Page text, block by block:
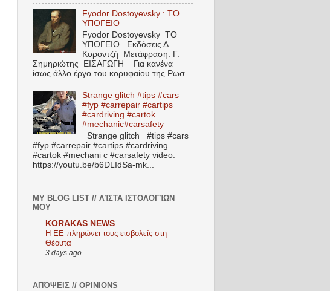
Fyodor Dostoyevsky : ΤΟ
ΥΠΟΓΕΙΟ
Fyodor Dostoyevsky ΤΟ
ΥΠΟΓΕΙΟ Εκδόσεις Δ.
Κοροντζή Μετάφραση: Γ.
Σημηριώτης ΕΙΣΑΓΩΓΗ Για κανένα
ίσως άλλο έργο του κορυφαίου της Ρωσ...
Strange glitch #tips #cars
#fyp #carrepair #cartips
#cardriving #cartok
#mechanic#carsafety
Strange glitch #tips #cars
#fyp #carrepair #cartips #cardriving
#cartok #mechani c #carsafety video:
https://youtu.be/b6DLIdSa-mk...
MY BLOG LIST // ΛΊΣΤΑ ΙΣΤΟΛΟΓΊΩΝ
ΜΟΥ
KORAKAS NEWS
Η ΕΕ πληρώνει τους εισβολείς στη
Θέουτα
3 days ago
ΑΠΌΨΕΙΣ // OPINIONS